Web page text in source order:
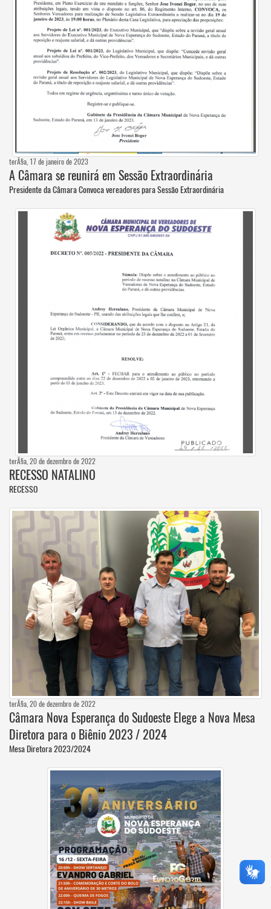
terÃ§a, 17 de janeiro de 2023
A Câmara se reunirá em Sessão Extraordinária
Presidente da Câmara Convoca vereadores para Sessão Extraordinária
terÃ§a, 20 de dezembro de 2022
RECESSO NATALINO
RECESSO
terÃ§a, 20 de dezembro de 2022
Câmara Nova Esperança do Sudoeste Elege a Nova Mesa
Diretora para o Biênio 2023 / 2024
Mesa Diretora 2023/2024